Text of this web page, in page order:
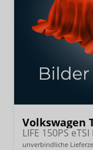
Volkswagen
unverbindliche